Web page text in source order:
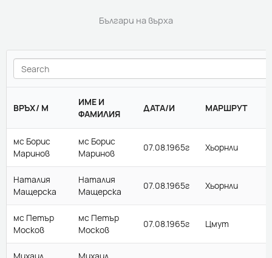
Българи на върха
ВРЪХ/ М
ИМЕ И
ФАМИЛИЯ
ДАТА/И МАРШРУТ
мс Борис
Маринов
мс Борис
Маринов
07.08.1965г Хьорнли
Наталия
Мащерска
Наталия
Мащерска
07.08.1965г Хьорнли
мс Петър
Москов
мс Петър
Москов
07.08.1965г Цмут